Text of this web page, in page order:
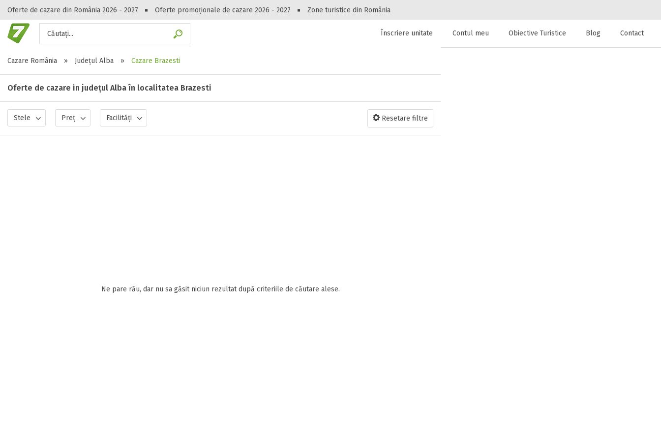
Oferte de cazare din România 2026 - 2027 Oferte promoționale de cazare 2026 - 2027 Zone turistice din România
Căutați...
Peste 10548 oferte de cazare!
Gasești hoteluri, pensiuni, vile, apartamente sau alte unitați de cazare la
Înscriere unitate Contul meu Obiective Turistice Blog Contact
Cazare România
» Județul Alba » Cazare Brazesti
Oferte de cazare in județul Alba în localitatea Brazesti
Stele Preț Facilități Resetare filtre
Ne pare rău, dar nu sa găsit niciun rezultat după criteriile de căutare alese.